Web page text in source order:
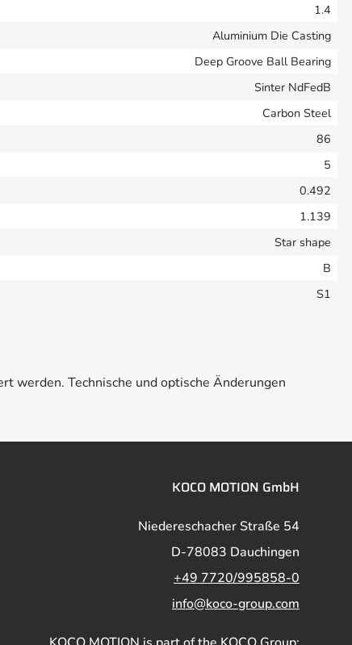
1.4
Aluminium Die Casting
Deep Groove Ball Bearing
Sinter NdFedB
Carbon Steel
86
5
0.492
1.139
Star shape
B
S1
werden. Technische und optische Änderungen
KOCO MOTION GmbH
Niedereschacher Straße 54
D-78083 Dauchingen
+49 7720/995858-0
info@koco-group.com